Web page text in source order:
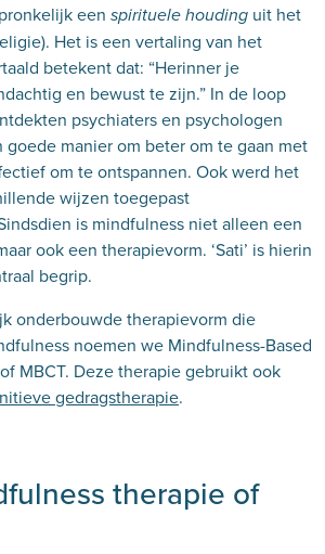
een spirituele houding uit het
Het is een vertaling van het
betekent dat: “Herinner je
en bewust te zijn.” In de loop
psychiaters en psychologen
goede manier om beter om te gaan met
om te ontspannen. Ook werd het
wijzen toegepast
is mindfulness niet alleen een
ook een therapievorm. ‘Sati’ is hierin
begrip.
onderbouwde therapievorm die
noemen we Mindfulness-Based
MBCT. Deze therapie gebruikt ook
gedragstherapie.
therapie of